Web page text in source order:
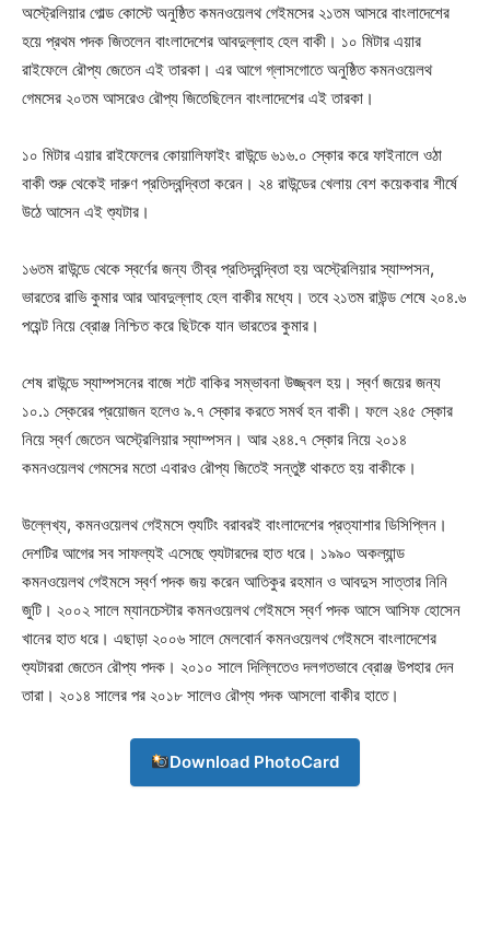
অস্ট্রেলিয়ার গোল্ড কোস্টে অনুষ্ঠিত কমনওয়েলথ গেইমসের ২১তম আসরে বাংলাদেশের
হয়ে প্রথম পদক জিতলেন বাংলাদেশের আবদুল্লাহ হেল বাকী। ১০ মিটার এয়ার
রাইফেলে রৌপ্য জেতেন এই তারকা। এর আগে গ্লাসগোতে অনুষ্ঠিত কমনওয়েলথ
গেমসের ২০তম আসরেও রৌপ্য জিতেছিলেন বাংলাদেশের এই তারকা।
১০ মিটার এয়ার রাইফেলের কোয়ালিফাইং রাউন্ডে ৬১৬.০ স্কোর করে ফাইনালে ওঠা
বাকী শুরু থেকেই দারুণ প্রতিদ্বন্দ্বিতা করেন। ২৪ রাউন্ডের খেলায় বেশ কয়েকবার শীর্ষে
উঠে আসেন এই শ্যুটার।
১৬তম রাউন্ডে থেকে স্বর্ণের জন্য তীব্র প্রতিদ্বন্দ্বিতা হয় অস্ট্রেলিয়ার স্যাম্পসন,
ভারতের রাভি কুমার আর আবদুল্লাহ হেল বাকীর মধ্যে। তবে ২১তম রাউন্ড শেষে ২০৪.৬
পয়েন্ট নিয়ে ব্রোঞ্জ নিশ্চিত করে ছিটকে যান ভারতের কুমার।
শেষ রাউন্ডে স্যাম্পসনের বাজে শটে বাকির সম্ভাবনা উজ্জ্বল হয়। স্বর্ণ জয়ের জন্য
১০.১ স্কেরের প্রয়োজন হলেও ৯.৭ স্কোর করতে সমর্থ হন বাকী। ফলে ২৪৫ স্কোর
নিয়ে স্বর্ণ জেতেন অস্ট্রেলিয়ার স্যাম্পসন। আর ২৪৪.৭ স্কোর নিয়ে ২০১৪
কমনওয়েলথ গেমসের মতো এবারও রৌপ্য জিতেই সন্তুষ্ট থাকতে হয় বাকীকে।
উল্লেখ্য, কমনওয়েলথ গেইমসে শ্যুটিং বরাবরই বাংলাদেশের প্রত্যাশার ডিসিপ্লিন।
দেশটির আগের সব সাফল্যই এসেছে শ্যুটারদের হাত ধরে। ১৯৯০ অকল্যান্ড
কমনওয়েলথ গেইমসে স্বর্ণ পদক জয় করেন আতিকুর রহমান ও আবদুস সাত্তার নিনি
জুটি। ২০০২ সালে ম্যানচেস্টার কমনওয়েলথ গেইমসে স্বর্ণ পদক আসে আসিফ হোসেন
খানের হাত ধরে। এছাড়া ২০০৬ সালে মেলবোর্ন কমনওয়েলথ গেইমসে বাংলাদেশের
শ্যুটাররা জেতেন রৌপ্য পদক। ২০১০ সালে দিল্লিতেও দলগতভাবে ব্রোঞ্জ উপহার দেন
তারা। ২০১৪ সালের পর ২০১৮ সালেও রৌপ্য পদক আসলো বাকীর হাতে।
Download PhotoCard